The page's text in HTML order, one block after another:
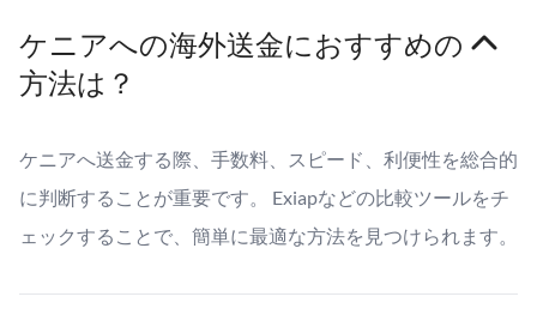
ケニアへの海外送金におすすめの
方法は？
ケニアへ送金する際、手数料、スピード、利便性を総合的
に判断することが重要です。 Exiapなどの比較ツールをチ
ェックすることで、簡単に最適な方法を見つけられます。